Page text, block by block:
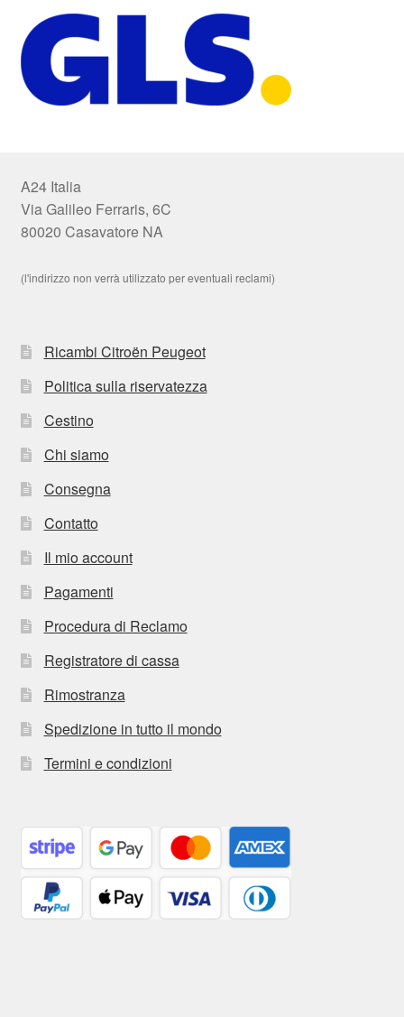
A24 Italia
Via Galileo Ferraris, 6C
80020 Casavatore NA
(l'indirizzo non verrà utilizzato per eventuali reclami)
Ricambi Citroën Peugeot
Politica sulla riservatezza
Cestino
Chi siamo
Consegna
Contatto
Il mio account
Pagamenti
Procedura di Reclamo
Registratore di cassa
Rimostranza
Spedizione in tutto il mondo
Termini e condizioni